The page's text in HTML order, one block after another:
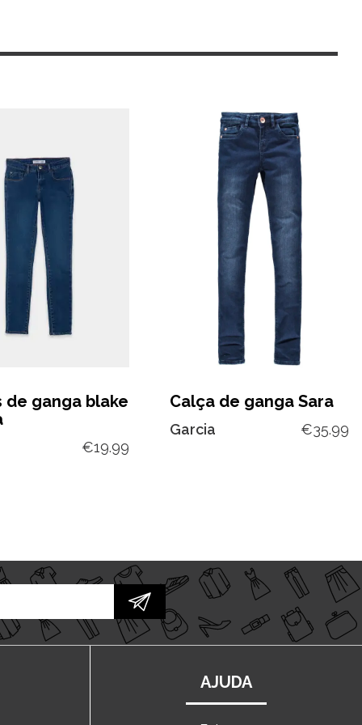
de ganga blake
€19.99
Calça de ganga Sara
Garcia €35.99
AJUDA